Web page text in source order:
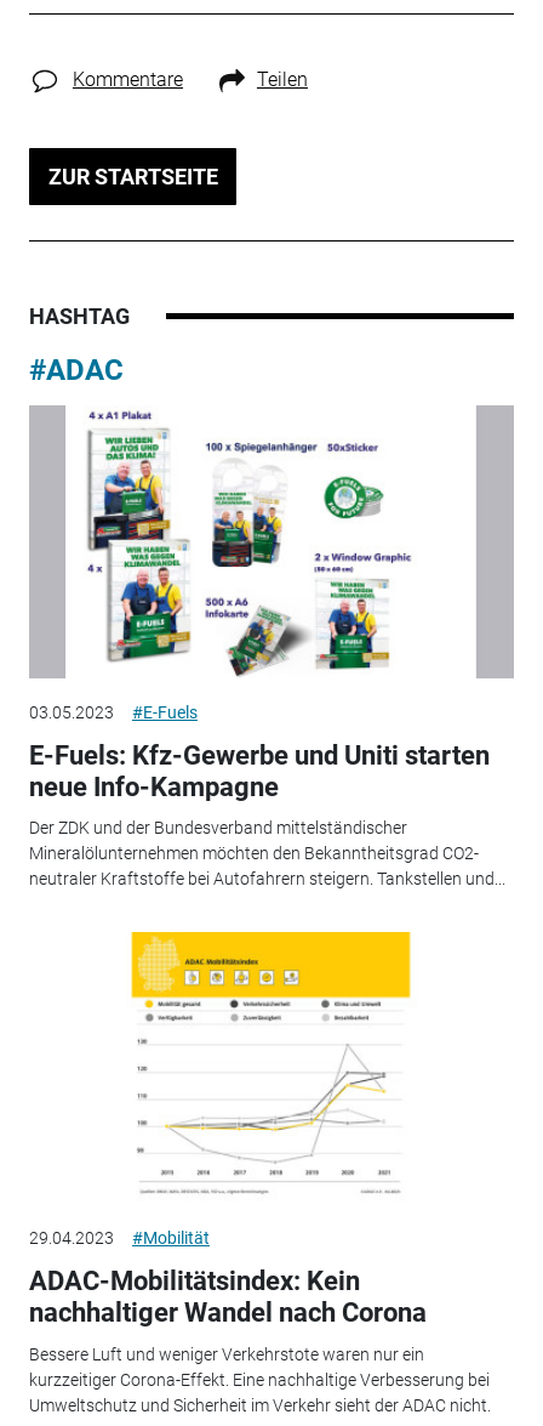
Kommentare Teilen
ZUR STARTSEITE
HASHTAG
#ADAC
03.05.2023 #E-Fuels
E-Fuels: Kfz-Gewerbe und Uniti starten
neue Info-Kampagne
Der ZDK und der Bundesverband mittelständischer
Mineralölunternehmen möchten den Bekanntheitsgrad CO2-
neutraler Kraftstoffe bei Autofahrern steigern. Tankstellen und...
29.04.2023 #Mobilität
ADAC-Mobilitätsindex: Kein
nachhaltiger Wandel nach Corona
Bessere Luft und weniger Verkehrstote waren nur ein
kurzzeitiger Corona-Effekt. Eine nachhaltige Verbesserung bei
Umweltschutz und Sicherheit im Verkehr sieht der ADAC nicht.